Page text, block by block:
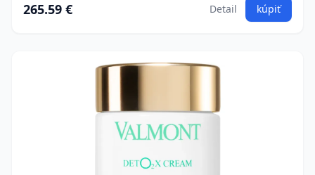
265.59 € Detail kúpiť